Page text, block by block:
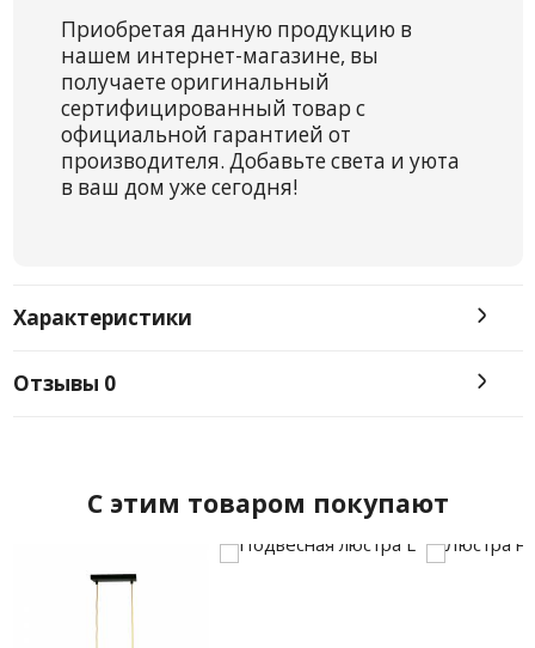
Приобретая данную продукцию в
нашем интернет-магазине, вы
получаете оригинальный
сертифицированный товар с
официальной гарантией от
производителя. Добавьте света и уюта
в ваш дом уже сегодня!
Характеристики
Отзывы 0
C этим товаром покупают